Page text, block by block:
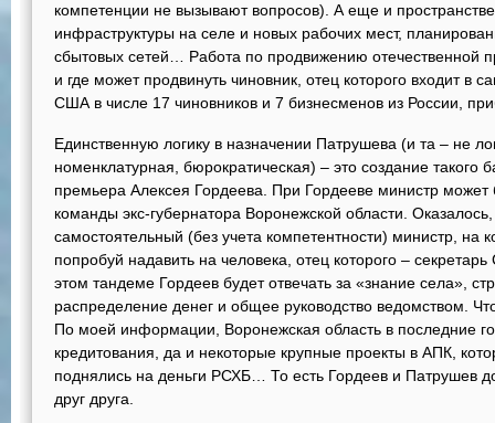
компетенции не вызывают вопросов). А еще и
инфраструктуры на селе и новых рабочих мест,
сбытовых сетей… Работа по продвижению отечественной
и где может продвинуть чиновник, отец которого входит в
США в числе 17 чиновников и 7 бизнесменов из России,
Единственную логику в назначении Патрушева (и та – не
номенклатурная, бюрократическая) – это создание такого
премьера Алексея Гордеева. При Гордееве министр
команды экс-губернатора Воронежской области.
самостоятельный (без учета компетентности) министр, на
попробуй надавить на человека, отец которого –
этом тандеме Гордеев будет отвечать за «знание села»,
распределение денег и общее руководство ведомством.
По моей информации, Воронежская область в последние
кредитования, да и некоторые крупные проекты в АПК,
поднялись на деньги РСХБ… То есть Гордеев и Патрушев
друг друга.